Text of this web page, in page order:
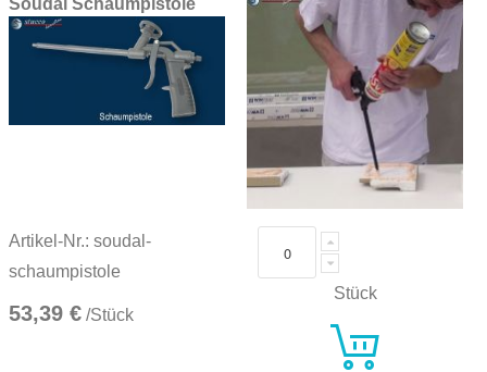
Soudal Schaumpistole
Artikel-Nr.: soudal-
schaumpistole
53,39 € /Stück
Stück